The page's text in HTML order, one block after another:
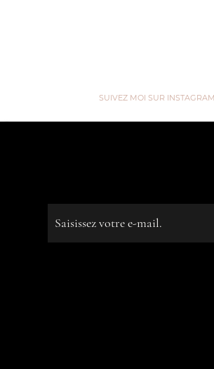
SUIVEZ MOI SUR INSTAGRAM
© 2023 by Name of Site. Created on